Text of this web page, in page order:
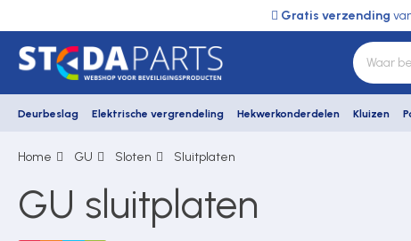
Gratis verzending
Deurbeslag Elektrische vergrendeling Hekwerkonderdelen Kluizen
Deurbeslag
Elektrische vergrendeling
Home GU Sloten Sluitplaten
GU sluitplaten